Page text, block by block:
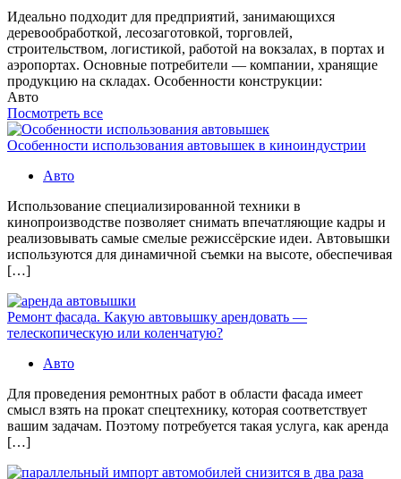
Идеально подходит для предприятий, занимающихся
деревообработкой, лесозаготовкой, торговлей,
строительством, логистикой, работой на вокзалах, в портах и
аэропортах. Основные потребители — компании, хранящие
продукцию на складах. Особенности конструкции:
Авто
Посмотреть все
Особенности использования автовышек в киноиндустрии
Авто
Использование специализированной техники в
кинопроизводстве позволяет снимать впечатляющие кадры и
реализовывать самые смелые режиссёрские идеи. Автовышки
используются для динамичной съемки на высоте, обеспечивая
[…]
Ремонт фасада. Какую автовышку арендовать —
телескопическую или коленчатую?
Авто
Для проведения ремонтных работ в области фасада имеет
смысл взять на прокат спецтехнику, которая соответствует
вашим задачам. Поэтому потребуется такая услуга, как аренда
[…]